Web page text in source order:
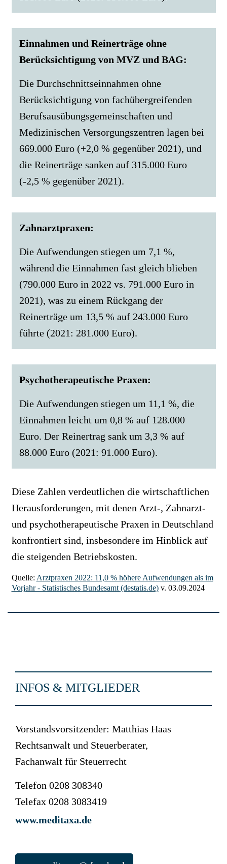
Einnahmen und Reinerträge ohne
Berücksichtigung von MVZ und BAG:
Die Durchschnittseinnahmen ohne
Berücksichtigung von fachübergreifenden
Berufsausübungsgemeinschaften und
Medizinischen Versorgungszentren lagen bei
669.000 Euro (+2,0 % gegenüber 2021), und
die Reinerträge sanken auf 315.000 Euro
(-2,5 % gegenüber 2021).
Zahnarztpraxen:
Die Aufwendungen stiegen um 7,1 %,
während die Einnahmen fast gleich blieben
(790.000 Euro in 2022 vs. 791.000 Euro in
2021), was zu einem Rückgang der
Reinerträge um 13,5 % auf 243.000 Euro
führte (2021: 281.000 Euro).
Psychotherapeutische Praxen:
Die Aufwendungen stiegen um 11,1 %, die
Einnahmen leicht um 0,8 % auf 128.000
Euro. Der Reinertrag sank um 3,3 % auf
88.000 Euro (2021: 91.000 Euro).
Diese Zahlen verdeutlichen die wirtschaftlichen
Herausforderungen, mit denen Arzt-, Zahnarzt-
und psychotherapeutische Praxen in Deutschland
konfrontiert sind, insbesondere im Hinblick auf
die steigenden Betriebskosten.
Quelle: Arztpraxen 2022: 11,0 % höhere Aufwendungen als im
Vorjahr - Statistisches Bundesamt (destatis.de)v. 03.09.2024
INFOS & MITGLIEDER
Vorstandsvorsitzender: Matthias Haas
Rechtsanwalt und Steuerberater,
Fachanwalt für Steuerrecht
Telefon 0208 308340
Telefax 0208 3083419
www.meditaxa.de